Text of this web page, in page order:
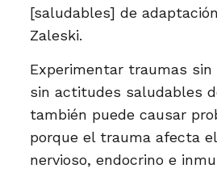
[saludables] de
Zaleski.
Experimentar traumas
sin actitudes saludables
también puede causar
porque el trauma afecta
nervioso, endocrino e